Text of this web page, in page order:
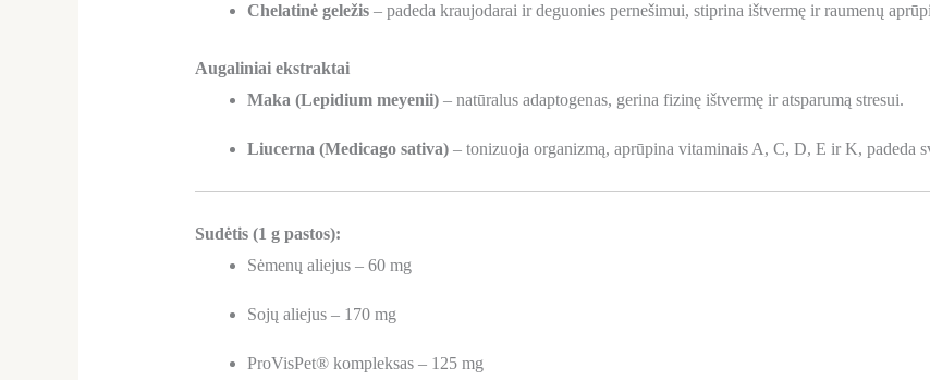
Chelatinė geležis– padeda kraujodarai ir deguonies pernešimui, stiprina ištvermę ir raumenų
Augaliniai ekstraktai
Maka (Lepidium meyenii)– natūralus adaptogenas, gerina fizinę ištvermę ir atsparumą stresui.
Liucerna (Medicago sativa)– tonizuoja organizmą, aprūpina vitaminais A, C, D, E ir K, padeda
Sudėtis (1 g pastos):
Sėmenų aliejus – 60 mg
Sojų aliejus – 170 mg
ProVisPet® kompleksas – 125 mg